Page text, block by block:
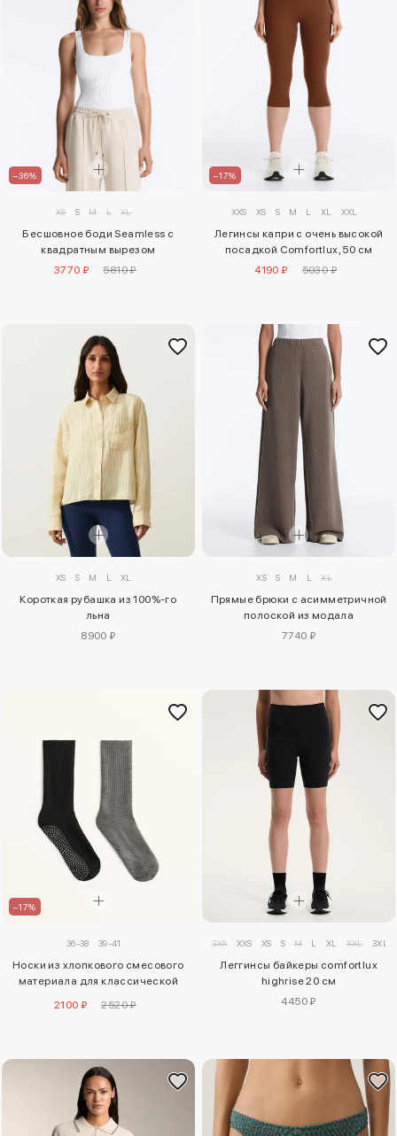
–36%
XS S M L XL
Бесшовное боди Seamless с
квадратным вырезом
3770 ₽
5810 ₽
–17%
XXS XS S M L XL XXL
Легинсы капри с очень высокой
посадкой Comfortlux, 50 см
4190 ₽
5030 ₽
XS S M L XL
Короткая рубашка из 100%-го
льна
8900 ₽
XS S M L XL
Прямые брюки с асимметричной
полоской из модала
7740 ₽
–17%
36-38 39-41
Носки из хлопкового смесового
материала для классической
2100 ₽ 2520 ₽
3XS XXS XS S M L XL XXL 3XL
Леггинсы байкеры comfortlux
highrise 20 см
4450 ₽